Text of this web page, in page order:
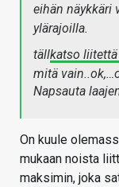
eihän näykkäri
ylärajoilla.
tällkatso
mitä
Napsauta
On kuule
mukaan noista
maksimin, joka